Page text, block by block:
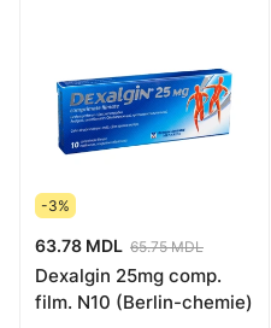
-3%
63.78 MDL 65.75 MDL
Dexalgin 25mg comp.
film. N10 (Berlin-chemie)